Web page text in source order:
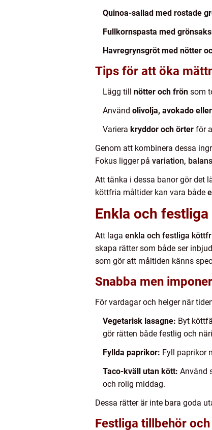
Quinoa-sallad med rostade
Fullkornspasta med
Havregrynsgröt med nötter
Tips för att öka
Lägg till nötter och frön som
Använd olivolja, avokado
Variera kryddor och örter för
Genom att kombinera dessa
Fokus ligger på variation,
Att tänka i dessa banor gör det
köttfria måltider kan vara både
Enkla och
Att laga enkla och festliga
skapa rätter som både ser
som gör att måltiden känns
Snabba men
För vardagar och helger när
Vegetarisk lasagne: Byt
gör rätten både festlig och
Fyllda paprikor: Fyll paprikor
Taco-kväll utan kött: Använd
och rolig middag.
Dessa rätter är inte bara goda
Festliga tillbehör